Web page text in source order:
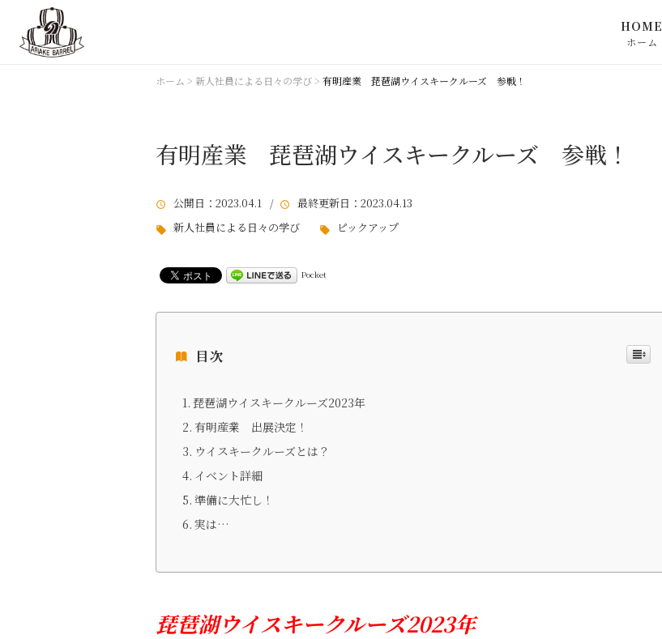
HOME
ホーム
ホーム > 新人社員による日々の学び > 有明産業 琵琶湖ウイスキークルーズ 参戦！
有明産業 琵琶湖ウイスキークルーズ 参戦！
公開日 ：2023.04.1 / 最終更新日 ：2023.04.13
新人社員による日々の学び
ピックアップ
Pocket
目次
琵琶湖ウイスキークルーズ2023年
有明産業 出展決定！
ウイスキークルーズとは？
イベント詳細
準備に大忙し！
実は…
琵琶湖ウイスキークルーズ2023年